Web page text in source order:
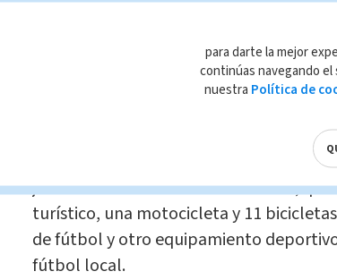
Esta desaparición de los niños y su
gran operación de búsqueda y rescate
equipos de Estados Unidos, Japón,
Trabajadores del parque nacional
junio cerca de la entrada a la cueva,
turístico, una motocicleta y 11
de fútbol y otro equipamiento
fútbol local.
para darte la mejor
continúas navegando
nuestra Política de